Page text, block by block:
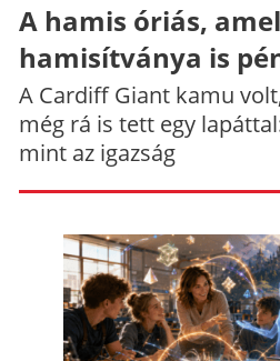
A hamis óriás,
hamisítványa is
A Cardiff Giant kamu
még rá is tett egy
mint az igazság